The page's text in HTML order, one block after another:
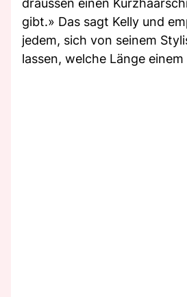
draussen einen
gibt.» Das sagt Kelly und
jedem, sich von seinem
lassen, welche Länge